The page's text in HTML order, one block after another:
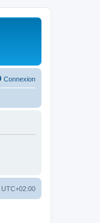
Connexion
UTC+02:00